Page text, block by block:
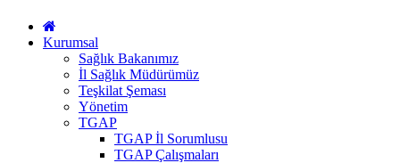
Kurumsal
Sağlık Bakanımız
İl Sağlık Müdürümüz
Teşkilat Şeması
Yönetim
TGAP
TGAP İl Sorumlusu
TGAP Çalışmaları